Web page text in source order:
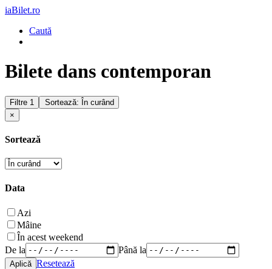
iaBilet.ro
Caută
Bilete dans contemporan
Filtre 1
Sortează: În curând
×
Sortează
Data
Azi
Mâine
În acest weekend
De la
Până la
Resetează